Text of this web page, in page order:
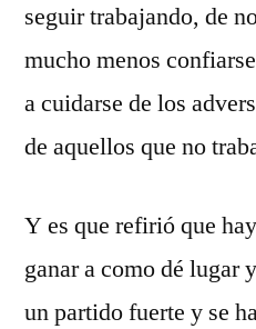
seguir trabajando, de
mucho menos
a cuidarse de los
de aquellos que no
Y es que refirió que
ganar a como dé lugar
un partido fuerte y se